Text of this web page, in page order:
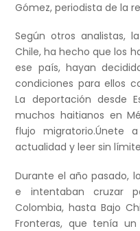
Gómez, periodista de la
Según otros analistas,
Chile, ha hecho que los
ese país, hayan
condiciones para ellos
La deportación desde
muchos haitianos en
flujo migratorio.Únete
actualidad y leer sin
Durante el año pasado,
e intentaban cruzar
Colombia, hasta Bajo
Fronteras, que tenía